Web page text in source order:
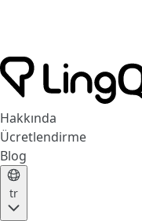
Hakkında
Ücretlendirme
Blog
tr